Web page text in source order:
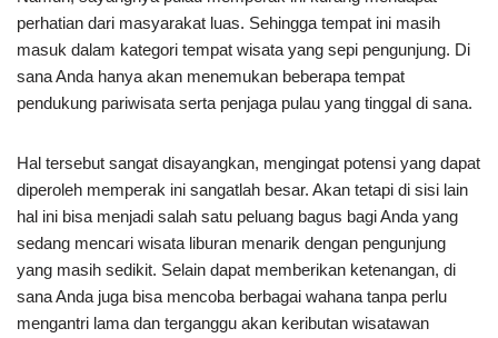
perhatian dari masyarakat luas. Sehingga tempat ini masih
masuk dalam kategori tempat wisata yang sepi pengunjung. Di
sana Anda hanya akan menemukan beberapa tempat
pendukung pariwisata serta penjaga pulau yang tinggal di sana.
Hal tersebut sangat disayangkan, mengingat potensi yang dapat
diperoleh memperak ini sangatlah besar. Akan tetapi di sisi lain
hal ini bisa menjadi salah satu peluang bagus bagi Anda yang
sedang mencari wisata liburan menarik dengan pengunjung
yang masih sedikit. Selain dapat memberikan ketenangan, di
sana Anda juga bisa mencoba berbagai wahana tanpa perlu
mengantri lama dan terganggu akan keributan wisatawan